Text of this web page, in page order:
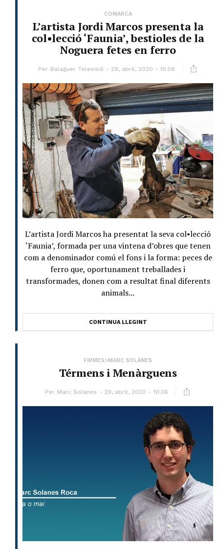
COMARCA
L’artista Jordi Marcos presenta la
col•lecció ‘Faunia’, bestioles de la
Noguera fetes en ferro
Per Balaguer Televisió 29, abril, 2020 - 10:58
L’artista Jordi Marcos ha presentat la seva col•lecció
‘Faunia’, formada per una vintena d’obres que tenen
com a denominador comú el fons i la forma: peces de
ferro que, oportunament treballades i
transformades, donen com a resultat final diferents
animals...
CONTINUA LLEGINT
FIRMES>MARC SOLANES
Térmens i Menàrguens
Per Marc Solanes 29, abril, 2020 - 10:36